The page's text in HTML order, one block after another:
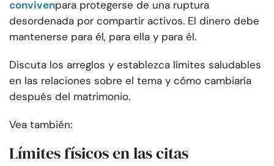
convivenpara protegerse de una ruptura
desordenada por compartir activos. El dinero debe
mantenerse para él, para ella y para él.
Discuta los arreglos y establezca límites saludables
en las relaciones sobre el tema y cómo cambiaría
después del matrimonio.
Vea también:
Límites físicos en las citas